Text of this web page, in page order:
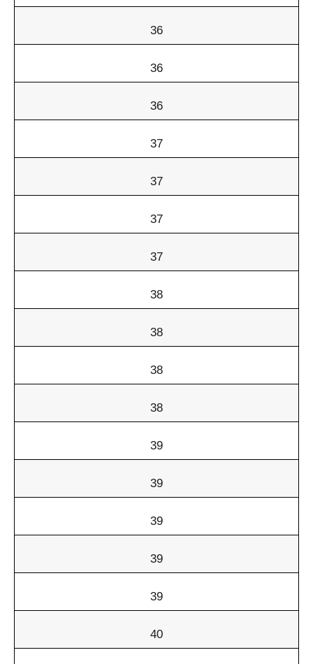
36
36
36
37
37
37
37
38
38
38
38
39
39
39
39
39
40